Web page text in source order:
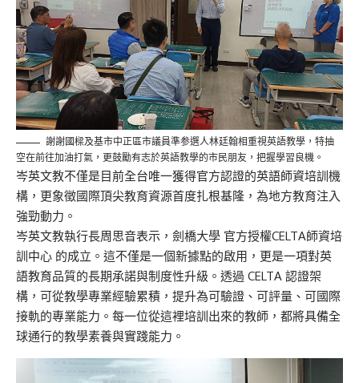
謝謝國樑及基市中正區市議員準参選人林廷翰相重視英語教學，特抽
空在前往加油打氣，更鼓勵有志於英語教學的市民朋友，把握學習良機。
岑英文教不僅是目前全台唯一獲得官方認證的英語師資培訓機
構，更象徵國際頂尖教育資源首度扎根基隆，為地方教育注入
強勁動力。
岑英文教執行長周思音表示，劍橋大學 官方授權CELTA師資培
訓中心 的成立。這不僅是一個新據點的啟用，更是一項對英
語教育品質的長期承諾與制度性升級。透過 CELTA 認證架
構，可從教學專業經驗累積，提升為可驗證、可評量、可國際
接軌的專業能力。每一位從這裡培訓出來的教師，都將具備全
球通行的教學素養與實踐能力。